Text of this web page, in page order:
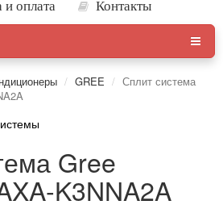
и оплата
Контакты
GREE
Сплит система
Gree
K3NNA2A